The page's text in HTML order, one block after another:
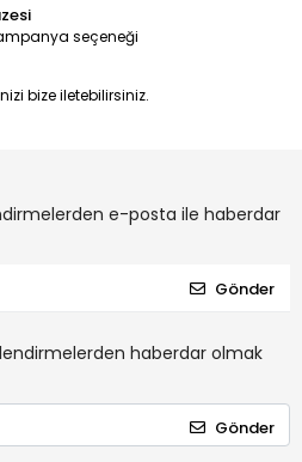
seçeneği
bize iletebilirsiniz.
e-posta ile haberdar
Gönder
haberdar olmak
Gönder